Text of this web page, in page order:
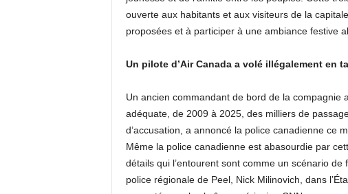
ouverte aux habitants et aux visiteurs de la
proposées et à participer à une ambiance festive
Un pilote d’Air Canada a volé illégalement en
Un ancien commandant de bord de la compagnie
adéquate, de 2009 à 2025, des milliers de
d’accusation, a annoncé la police canadienne ce
Même la police canadienne est abasourdie par
détails qui l’entourent sont comme un scénario
police régionale de Peel, Nick Milinovich, dans